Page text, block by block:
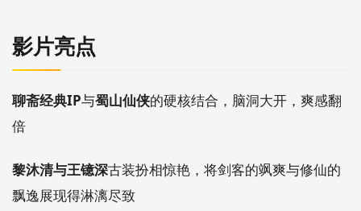
影片亮点
聊斋经典IP与蜀山仙侠的硬核结合，脑洞大开，爽感翻
倍
黎沐清与王镱深古装扮相惊艳，将剑客的飒爽与修仙的
飘逸展现得淋漓尽致